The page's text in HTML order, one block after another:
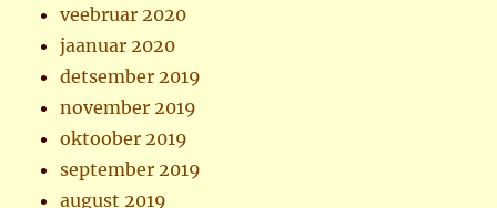
veebruar 2020
jaanuar 2020
detsember 2019
november 2019
oktoober 2019
september 2019
august 2019